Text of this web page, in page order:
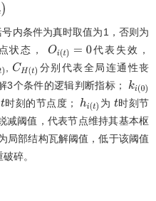
内条件为真时取值为1，否则为
状态， Oi(t)= 0
代表失效，
CH(t) 分别代表全局连通性丧
3个条件的逻辑判断指标；
ki0
t时刻的节点度； hi(t) 为 t时刻节
减阈值，代表节点维持其基本枢
局部结构瓦解阈值，低于该阈值
碎。